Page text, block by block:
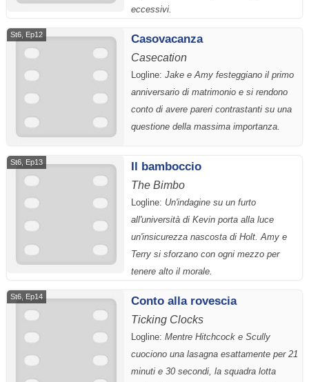
eccessivi.
St6, Ep12 Casovacanza
Casecation
Logline: Jake e Amy festeggiano il primo
anniversario di matrimonio e si rendono
conto di avere pareri contrastanti su una
questione della massima importanza.
St6, Ep13 Il bamboccio
The Bimbo
Logline: Un'indagine su un furto
all'università di Kevin porta alla luce
un'insicurezza nascosta di Holt. Amy e
Terry si sforzano con ogni mezzo per
tenere alto il morale.
St6, Ep14 Conto alla rovescia
Ticking Clocks
Logline: Mentre Hitchcock e Scully
cuociono una lasagna esattamente per 21
minuti e 30 secondi, la squadra lotta